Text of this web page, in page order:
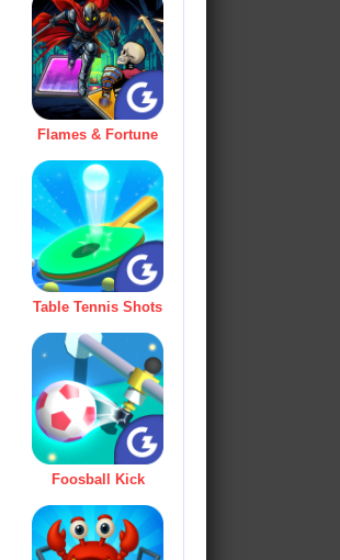
Flames & Fortune
Table Tennis Shots
Foosball Kick